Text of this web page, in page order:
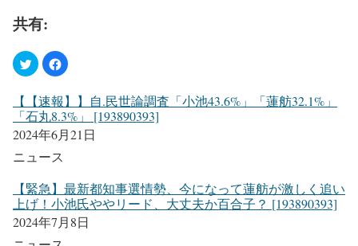
共有:
【【速報】】自.民世論調査「小池43.6%」「蓮舫32.1%」
「石丸8.3%」 [193890393]
2024年6月21日
ニュース
【緊急】最新都知事選情勢、今になって蓮舫が激しく追い
上げ！小池氏ややリード、大丈夫か百合子？ [193890393]
2024年7月8日